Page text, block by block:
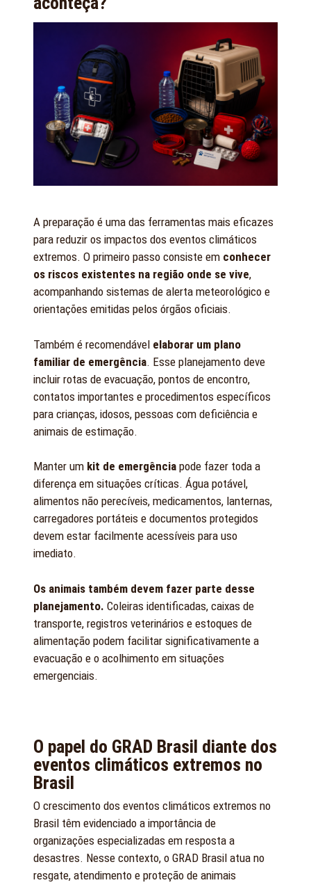
A preparação é uma das ferramentas mais eficazes
para reduzir os impactos dos eventos climáticos
extremos. O primeiro passo consiste em conhecer
os riscos existentes na região onde se vive,
acompanhando sistemas de alerta meteorológico e
orientações emitidas pelos órgãos oficiais.
Também é recomendável elaborar um plano
familiar de emergência. Esse planejamento deve
incluir rotas de evacuação, pontos de encontro,
contatos importantes e procedimentos específicos
para crianças, idosos, pessoas com deficiência e
animais de estimação.
Manter um kit de emergênciapode fazer toda a
diferença em situações críticas. Água potável,
alimentos não perecíveis, medicamentos, lanternas,
carregadores portáteis e documentos protegidos
devem estar facilmente acessíveis para uso
imediato.
Os animais também devem fazer parte desse
planejamento. Coleiras identificadas, caixas de
transporte, registros veterinários e estoques de
alimentação podem facilitar significativamente a
evacuação e o acolhimento em situações
emergenciais.
O papel do GRAD Brasil diante dos
eventos climáticos extremos no
Brasil
O crescimento dos eventos climáticos extremos no
Brasil têm evidenciado a importância de
organizações especializadas em resposta a
desastres. Nesse contexto, o GRAD Brasil atua no
resgate, atendimento e proteção de animais